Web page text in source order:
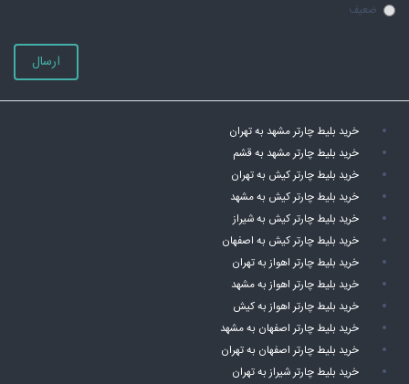
ضعیف
ارسال
خرید بلیط چارتر مشهد به تهران
خرید بلیط چارتر مشهد به قشم
خرید بلیط چارتر کیش به تهران
خرید بلیط چارتر کیش به مشهد
خرید بلیط چارتر کیش به شیراز
خرید بلیط چارتر کیش به اصفهان
خرید بلیط چارتر اهواز به تهران
خرید بلیط چارتر اهواز به مشهد
خرید بلیط چارتر اهواز به کیش
خرید بلیط چارتر اصفهان به مشهد
خرید بلیط چارتر اصفهان به تهران
خرید بلیط چارتر شیراز به تهران